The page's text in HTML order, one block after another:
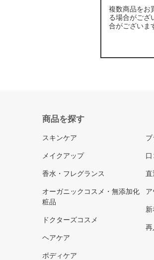
複数商品をお
る場合がござ
合がございま
商品を探す
スキンケア
メイクアップ
香水・フレグランス
オーガニックコスメ・無添加化
粧品
ドクターズコスメ
ヘアケア
ボディケア
直
ア
新
再